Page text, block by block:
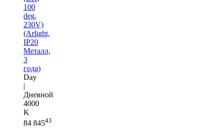
100
deg,
230V)
(Arlight,
IP20
Металл,
3
года)
Day
|
Дневной
4000
K
84 84543